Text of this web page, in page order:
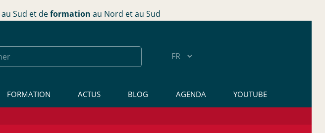
au Sud et deformation au Nord et au Sud
FORMATION ACTUS BLOG AGENDA YOUTUBE